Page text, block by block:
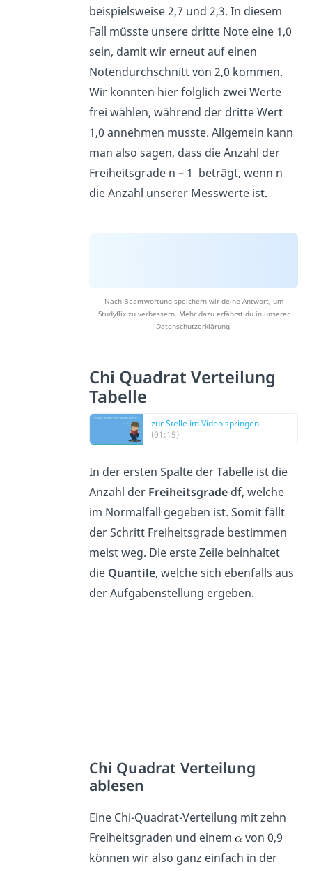
beispielsweise 2,7 und 2,3. In diesem
Fall müsste unsere dritte Note eine 1,0
sein, damit wir erneut auf einen
Notendurchschnitt von 2,0 kommen.
Wir konnten hier folglich zwei Werte
frei wählen, während der dritte Wert
1,0 annehmen musste. Allgemein kann
man also sagen, dass die Anzahl der
Freiheitsgrade n – 1 beträgt, wenn n
die Anzahl unserer Messwerte ist.
Nach Beantwortung speichern wir deine Antwort, um
Studyflix zu verbessern. Mehr dazu erfährst du in unserer
Datenschutzerklärung.
Chi Quadrat Verteilung
Tabelle
zur Stelle im Video springen
(01:15)
In der ersten Spalte der Tabelle ist die
Anzahl der Freiheitsgrade df, welche
im Normalfall gegeben ist. Somit fällt
der Schritt Freiheitsgrade bestimmen
meist weg. Die erste Zeile beinhaltet
die Quantile, welche sich ebenfalls aus
der Aufgabenstellung ergeben.
Chi Quadrat Verteilung
ablesen
Eine Chi-Quadrat-Verteilung mit zehn
Freiheitsgraden und einem
von 0,9
können wir also ganz einfach in der